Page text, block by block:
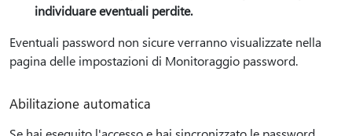
individuare eventuali perdite.
Eventuali password non sicure verranno visualizzate nella
pagina delle impostazioni di Monitoraggio password.
Abilitazione automatica